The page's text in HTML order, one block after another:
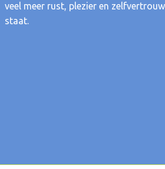
veel meer rust, plezier en
staat.